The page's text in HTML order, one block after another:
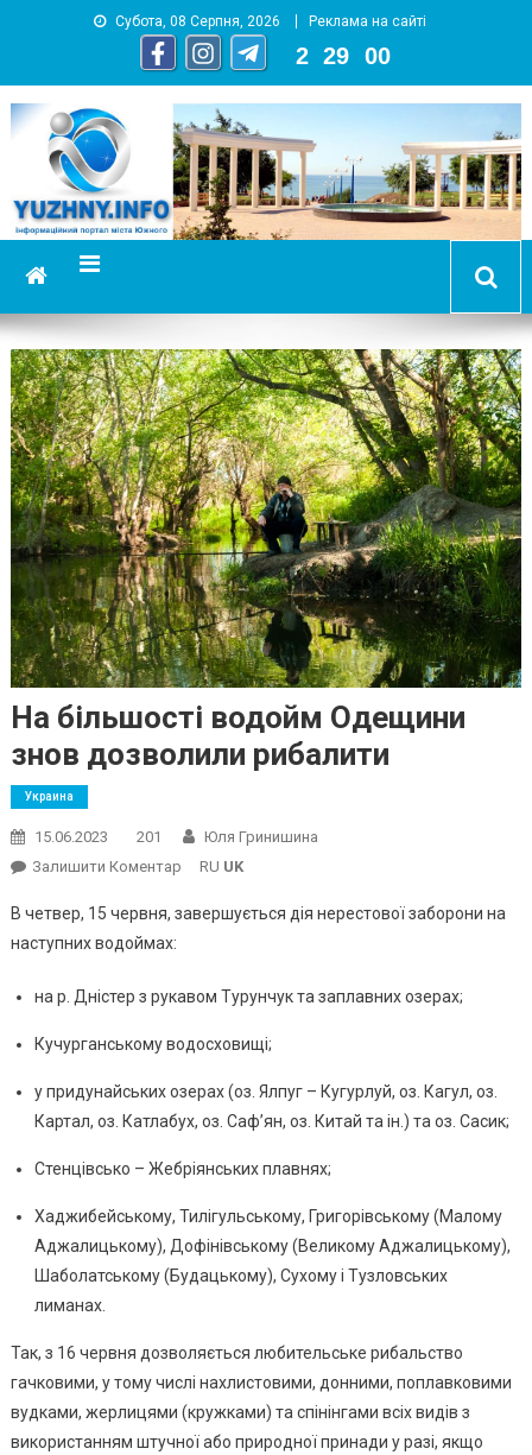
Субота, 08 Серпня, 2026 Реклама на сайті
2 29 01
YUZHNY.INFO
информационный портал города Южный
На більшості водойм Одещини
знов дозволили рибалити
Украина
15.06.2023 201
Юля Гринишина
Залишити КоментарOn
Більшості
Знов
Рибалити
RU UK
В четвер, 15 червня, завершується дія нерестової заборони на
наступних водоймах:
на р. Дністер з рукавом Турунчук та заплавних озерах;
Кучурганському водосховищі;
у придунайських озерах (оз. Ялпуг – Кугурлуй, оз. Кагул, оз.
Картал, оз. Катлабух, оз. Саф’ян, оз. Китай та ін.) та оз. Сасик;
Стенцівсько – Жебріянських плавнях;
Хаджибейському, Тилігульському, Григорівському (Малому
Аджалицькому), Дофінівському (Великому Аджалицькому),
Шаболатському (Будацькому), Сухому і Тузловських
лиманах.
Так, з 16 червня дозволяється любительське рибальство
гачковими, у тому числі нахлистовими, донними, поплавковими
вудками, жерлицями (кружками) та спінінгами всіх видів з
використанням штучної або природної принади у разі, якщо